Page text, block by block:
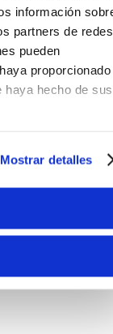
información
partners de redes
pueden
proporcionado
haya hecho de sus
Mostrar detalles
para
y
con
ofrece un
flexible y